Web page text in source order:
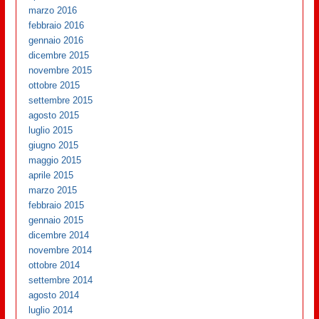
marzo 2016
febbraio 2016
gennaio 2016
dicembre 2015
novembre 2015
ottobre 2015
settembre 2015
agosto 2015
luglio 2015
giugno 2015
maggio 2015
aprile 2015
marzo 2015
febbraio 2015
gennaio 2015
dicembre 2014
novembre 2014
ottobre 2014
settembre 2014
agosto 2014
luglio 2014